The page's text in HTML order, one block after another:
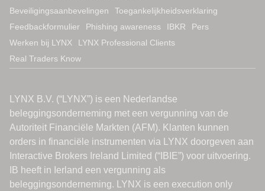
Beveiligingsaanbevelingen
Toegankelijkheidsverklaring
Feedbackformulier
Phishing awareness IBKR
Pers
Werken bij LYNX
LYNX Professional Clients
Real Traders Know